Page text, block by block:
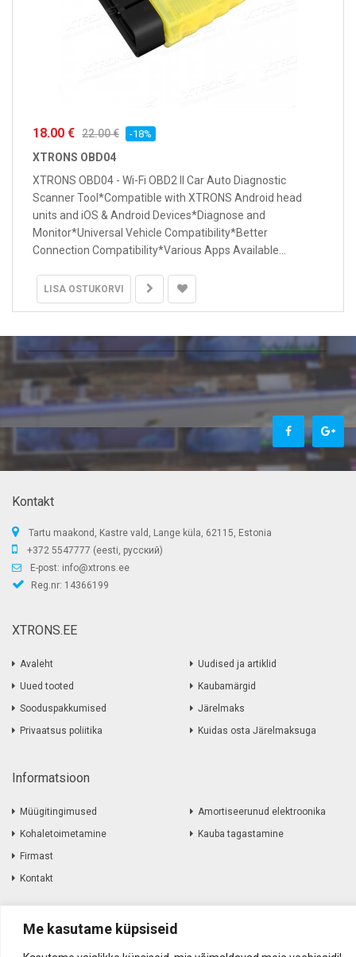
Me kasutame küpsiseid
18.00 € 22.00 € -18%
XTRONS OBD04
XTRONS OBD04 - Wi-Fi OBD2 II Car Auto Diagnostic
Scanner Tool*Compatible with XTRONS Android head
units and iOS & Android Devices*Diagnose and
Monitor*Universal Vehicle Compatibility*Better
Connection Compatibility*Various Apps Available...
LISA OSTUKORVI
Kontakt
Tartu maakond, Kastre vald, Lange küla, 62115, Estonia
+372 5547777 (eesti, русский)
E-post: info@xtrons.ee
Reg.nr: 14366199
XTRONS.EE
Avaleht
Uued tooted
Sooduspakkumised
Privaatsus poliitika
Uudised ja artiklid
Kaubamärgid
Järelmaks
Kuidas osta Järelmaksuga
Informatsioon
Müügitingimused
Kohaletoimetamine
Firmast
Kontakt
Amortiseerunud elektroonika
Kauba tagastamine
Akustika Grupp OÜ ©